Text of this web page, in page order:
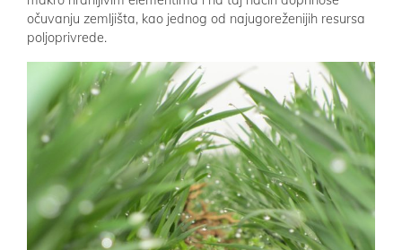
očuvanju zemljišta, kao jednog od najugoreženijih resursa
poljoprivrede.